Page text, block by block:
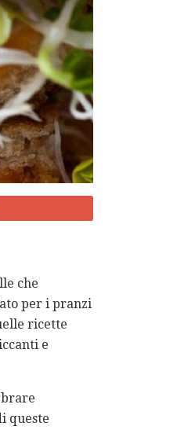
che
per i pranzi
ricette
e
queste